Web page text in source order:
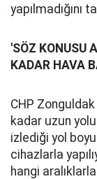
yapılmadığını
'SÖZ KONUSU
KADAR HAVA
CHP
kadar uzun
izlediği yol
cihazlarla
hangi